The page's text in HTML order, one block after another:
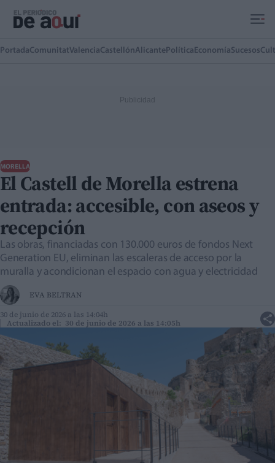
PortadaComunitatValenciaCastellónAlicante Política EconomíaSucesos
MORELLA
El Castell de Morella estrena
entrada: accesible, con aseos y
recepción
Las obras, financiadas con 130.000 euros de fondos Next
Generation EU, eliminan las escaleras de acceso por la
muralla y acondicionan el espacio con agua y electricidad
EVA BELTRAN
30 de junio de 2026 a las 14:04h
Actualizado el: 30 de junio de 2026 a las 14:05h